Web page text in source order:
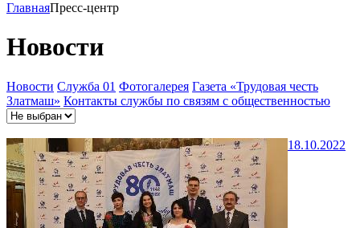
ГлавнаяПресс-центр
Новости
Новости Служба 01 Фотогалерея Газета «Трудовая честь
Златмаш» Контакты службы по связям с общественностью
18.10.2022